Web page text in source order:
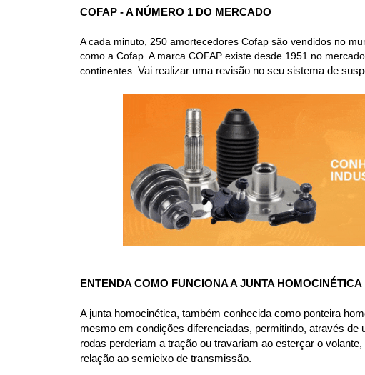
COFAP - A NÚMERO 1 DO MERCADO
A cada minuto, 250 amortecedores Cofap são vendidos no
como a Cofap. A marca COFAP existe desde 1951 no
continentes. Vai realizar uma revisão no seu sistema de
ENTENDA COMO FUNCIONA A JUNTA HOMOCINÉTICA
A junta homocinética, também conhecida como ponteira
mesmo em condições diferenciadas, permitindo, através
rodas perderiam a tração ou travariam ao esterçar o
relação ao semieixo de transmissão.